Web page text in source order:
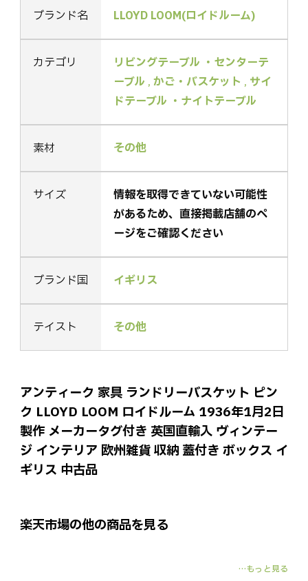
ブランド名 LLOYD LOOM(ロイドルーム)
カテゴリ
リビングテーブル ・センターテ
ーブル ,かご・バスケット , サイ
ドテーブル ・ナイトテーブル
素材 その他
サイズ
情報を取得できていない可能性
があるため、直接掲載店舗のペ
ージをご確認ください
ブランド国 イギリス
テイスト その他
アンティーク 家具 ランドリーバスケット ピン
ク LLOYD LOOM ロイドルーム 1936年1月2日
製作 メーカータグ付き 英国直輸入 ヴィンテー
ジ インテリア 欧州雑貨 収納 蓋付き ボックス イ
ギリス 中古品
楽天市場の他の商品を見る
…もっと見る